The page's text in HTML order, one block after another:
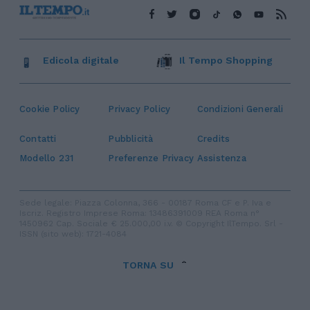
Cookie Policy Privacy Policy Condizioni Generali
Contatti Pubblicità
Credits
Modello 231
Preferenze Privacy Assistenza
Edicola digitale Il Tempo Shopping
TORNA SU